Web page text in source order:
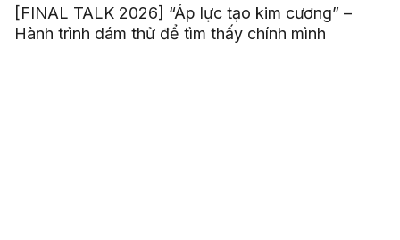
[FINAL TALK 2026] “Áp lực tạo kim cương” –
Hành trình dám thử để tìm thấy chính mình